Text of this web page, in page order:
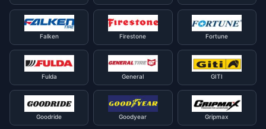
Falken Firestone Fortune
Fulda General GITI
Goodride Goodyear Gripmax